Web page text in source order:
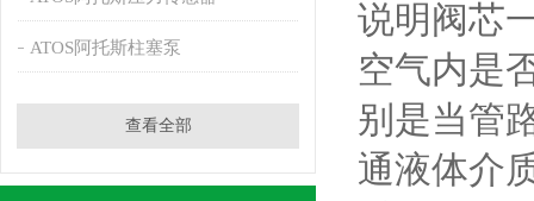
ATOS阿托斯柱塞泵
查看全部
说明阀芯
空气内是
别是当管
通液体介